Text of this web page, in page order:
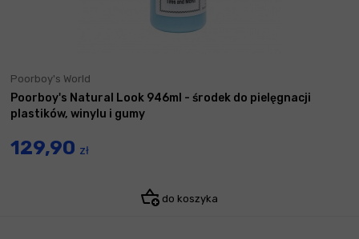
Poorboy's World
Poorboy's Natural Look 946ml - środek do pielęgnacji
plastików, winylu i gumy
129,90 zł
do koszyka